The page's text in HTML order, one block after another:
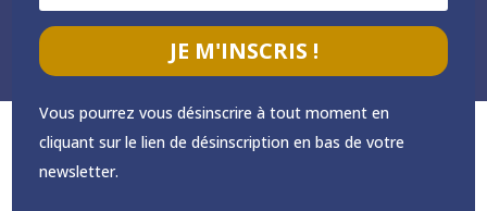
JE M'INSCRIS !
Vous pourrez vous désinscrire à tout moment en
cliquant sur le lien de désinscription en bas de votre
newsletter.